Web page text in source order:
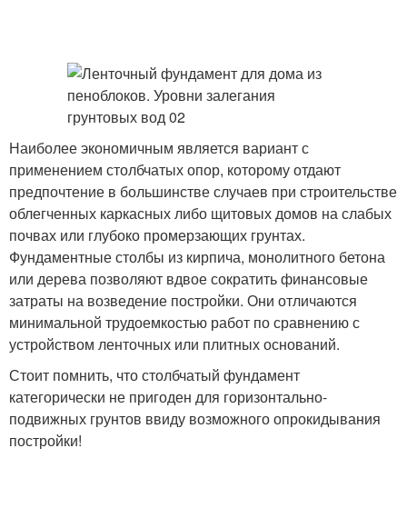
Наиболее экономичным является вариант с
применением столбчатых опор, которому отдают
предпочтение в большинстве случаев при строительстве
облегченных каркасных либо щитовых домов на слабых
почвах или глубоко промерзающих грунтах.
Фундаментные столбы из кирпича, монолитного бетона
или дерева позволяют вдвое сократить финансовые
затраты на возведение постройки. Они отличаются
минимальной трудоемкостью работ по сравнению с
устройством ленточных или плитных оснований.
Стоит помнить, что столбчатый фундамент
категорически не пригоден для горизонтально-
подвижных грунтов ввиду возможного опрокидывания
постройки!